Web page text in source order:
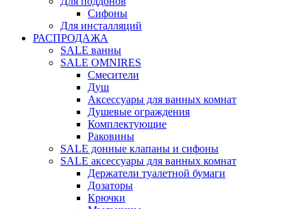
Сифоны
Для инсталляций
РАСПРОДАЖА
SALE ванны
SALE OMNIRES
Смесители
Душ
Аксессуары для ванных комнат
Душевые ограждения
Комплектующие
Раковины
SALE донные клапаны и сифоны
SALE аксессуары для ванных комнат
Держатели туалетной бумаги
Дозаторы
Крючки